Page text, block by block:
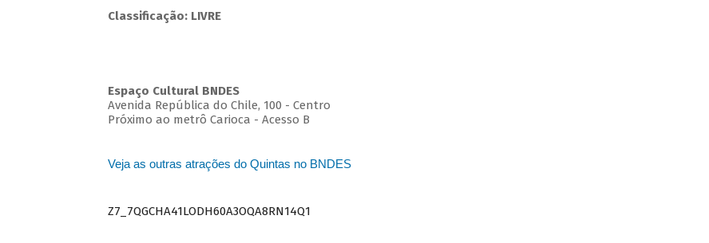
Classificação: LIVRE
Espaço Cultural BNDES
Avenida República do Chile, 100 - Centro
Próximo ao metrô Carioca - Acesso B
Veja as outras atrações do Quintas no BNDES
Z7_7QGCHA41LODH60A3OQA8RN14Q1